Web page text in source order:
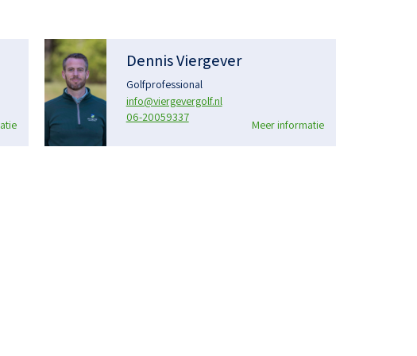
Dennis Viergever
Golfprofessional
info@viergevergolf.nl
06-20059337
Meer informatie